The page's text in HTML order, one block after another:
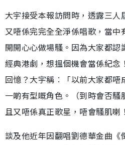
大宇接受本報訪問時，透露三
又唔係完完全全淨係唱歌，當中
開開心心做場騷。因為大家都認
經典港劇，想搵個機會當係紀
回憶？大宇稱︰「以前大家都
一啲有型嘅角色。（到時會否
且又唔係真正歌星，唔會騷肌喇
談及他近年因翻唱劉德華金曲